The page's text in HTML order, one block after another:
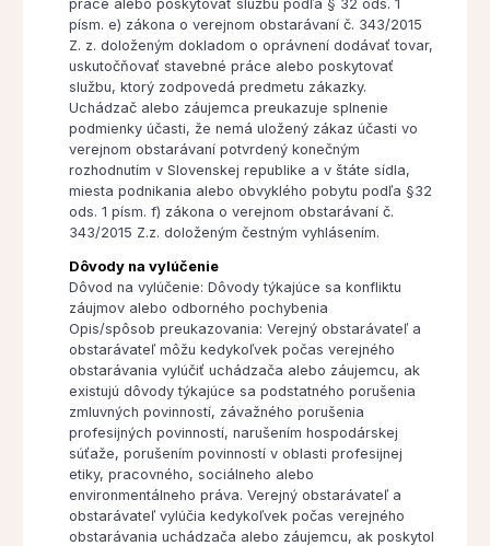
práce alebo poskytovať službu podľa § 32 ods. 1
písm. e) zákona o verejnom obstarávaní č. 343/2015
Z. z. doloženým dokladom o oprávnení dodávať tovar,
uskutočňovať stavebné práce alebo poskytovať
službu, ktorý zodpovedá predmetu zákazky.
Uchádzač alebo záujemca preukazuje splnenie
podmienky účasti, že nemá uložený zákaz účasti vo
verejnom obstarávaní potvrdený konečným
rozhodnutím v Slovenskej republike a v štáte sídla,
miesta podnikania alebo obvyklého pobytu podľa §32
ods. 1 písm. f) zákona o verejnom obstarávaní č.
343/2015 Z.z. doloženým čestným vyhlásením.
Dôvody na vylúčenie
Dôvod na vylúčenie: Dôvody týkajúce sa konfliktu
záujmov alebo odborného pochybenia
Opis/spôsob preukazovania: Verejný obstarávateľ a
obstarávateľ môžu kedykoľvek počas verejného
obstarávania vylúčiť uchádzača alebo záujemcu, ak
existujú dôvody týkajúce sa podstatného porušenia
zmluvných povinností, závažného porušenia
profesijných povinností, narušením hospodárskej
súťaže, porušením povinností v oblasti profesijnej
etiky, pracovného, sociálneho alebo
environmentálneho práva. Verejný obstarávateľ a
obstarávateľ vylúčia kedykoľvek počas verejného
obstarávania uchádzača alebo záujemcu, ak poskytol